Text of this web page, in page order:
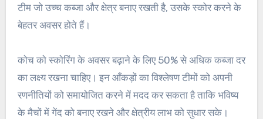
टीम जो उच्च कब्जा और क्षेत्र बनाए रखती है, उसके स्कोर करने के
बेहतर अवसर होते हैं।
कोच को स्कोरिंग के अवसर बढ़ाने के लिए 50% से अधिक कब्जा दर
का लक्ष्य रखना चाहिए। इन आँकड़ों का विश्लेषण टीमों को अपनी
रणनीतियों को समायोजित करने में मदद कर सकता है ताकि भविष्य
के मैचों में गेंद को बनाए रखने और क्षेत्रीय लाभ को सुधार सके।